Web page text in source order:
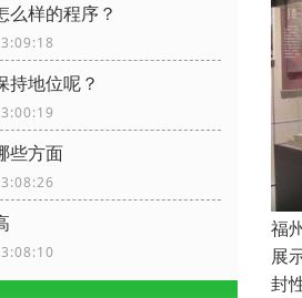
么样的程序？
持地位呢？
些方面
福
展
封